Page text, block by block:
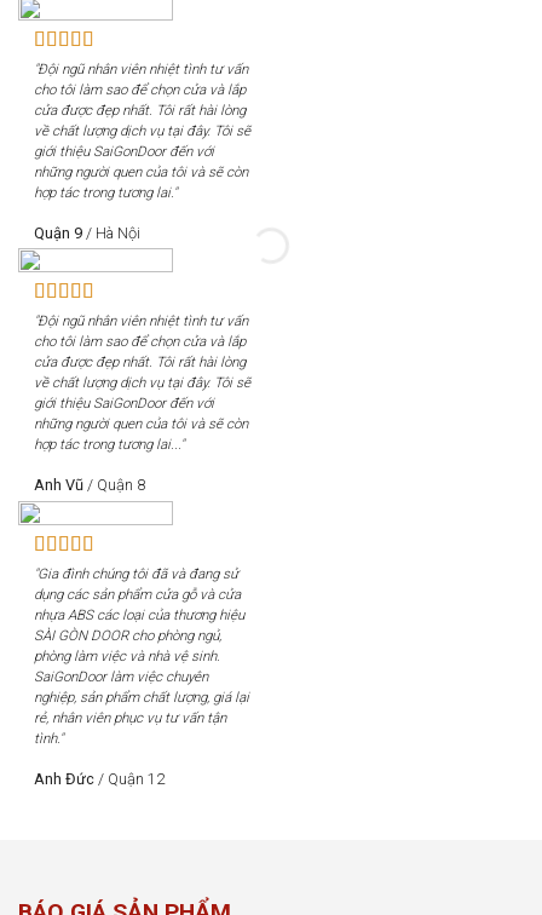
"Đội ngũ nhân viên nhiệt tình tư vấn
cho tôi làm sao để chọn cửa và lắp
cửa được đẹp nhất. Tôi rất hài lòng
về chất lượng dịch vụ tại đây. Tôi sẽ
giới thiệu SaiGonDoor đến với
những người quen của tôi và sẽ còn
hợp tác trong tương lai."
Quận 9 / Hà Nội
"Đội ngũ nhân viên nhiệt tình tư vấn
cho tôi làm sao để chọn cửa và lắp
cửa được đẹp nhất. Tôi rất hài lòng
về chất lượng dịch vụ tại đây. Tôi sẽ
giới thiệu SaiGonDoor đến với
những người quen của tôi và sẽ còn
hợp tác trong tương lai..."
Anh Vũ / Quận 8
"Gia đình chúng tôi đã và đang sử
dụng các sản phẩm cửa gỗ và cửa
nhựa ABS các loại của thương hiệu
SÀI GÒN DOOR cho phòng ngủ,
phòng làm việc và nhà vệ sinh.
SaiGonDoor làm việc chuyên
nghiệp, sản phẩm chất lượng, giá lại
rẻ, nhân viên phục vụ tư vấn tận
tình."
Anh Đức / Quận 12